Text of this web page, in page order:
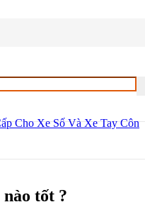
Cho Xe Số Và Xe Tay Côn
tốt ?